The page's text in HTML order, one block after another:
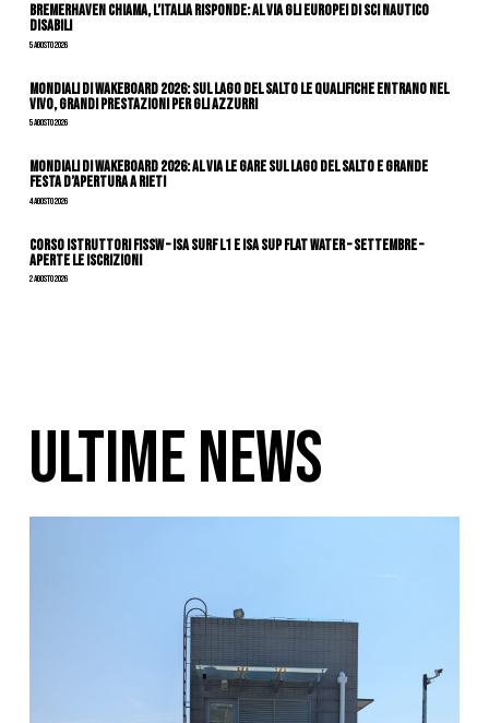
Bremerhaven chiama, l’Italia risponde: al via gli Europei di Sci Nautico
Disabili
5 Agosto 2026
Mondiali di Wakeboard 2026: sul Lago del Salto le qualifiche entrano nel
vivo, grandi prestazioni per gli azzurri
5 Agosto 2026
Mondiali di Wakeboard 2026: al via le gare sul Lago del Salto e grande
festa d’apertura a Rieti
4 Agosto 2026
CORSO ISTRUTTORI FISSW – ISA SURF L1 e ISA SUP Flat Water – SETTEMBRE –
APERTE LE ISCRIZIONI
2 Agosto 2026
ULTIME NEWS